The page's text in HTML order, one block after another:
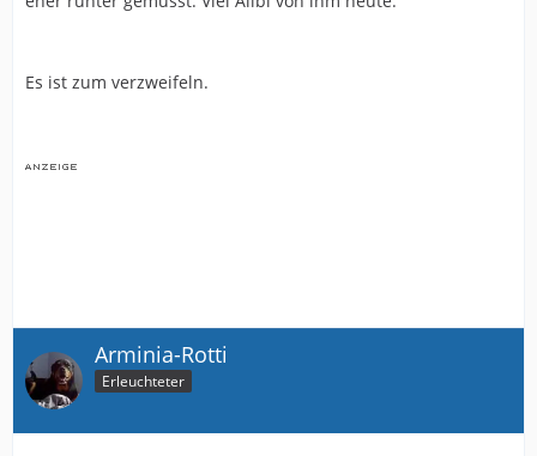
Es ist zum verzweifeln.
Arminia-Rotti
Erleuchteter